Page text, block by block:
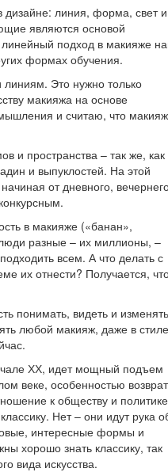
линия, форма, свет и
являются основой
линейный подход в макияже
формах обучения.
Это нужно только
макияжа на основе
и считаю, что макияж
и пространства – так же, как
и выпуклостей. На этой
от дневного,
в макияже («банан»,
разные – их миллионы, –
всем. А что делать с
их отнести? Получается,
понимать, видеть и изменять
любой макияж, даже в стиле
ХХ, идет мощный подъем
веке, особенностью
к обществу и
Нет – они идут рука
интересные формы и
хорошо знать классику, так
вида искусства.